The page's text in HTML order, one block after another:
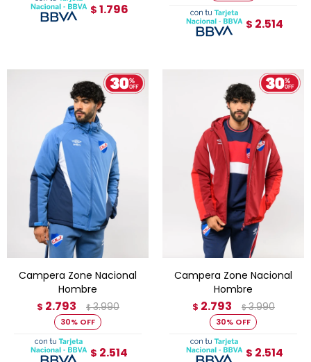
$ 1.796
$ 2.514
Campera Zone Nacional
Hombre
$ 2.793 $ 3.990
30
$ 2.514
Campera Zone Nacional
Hombre
$ 2.793 $ 3.990
30
$ 2.514